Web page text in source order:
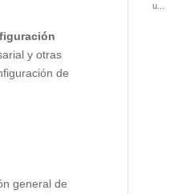
y otras
de
general de